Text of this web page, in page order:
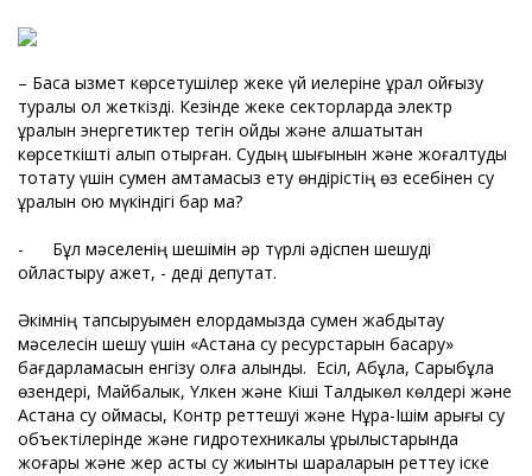
– Басқа қызмет көрсетушілер жеке үй иелеріне құрал қойғызу
туралы қол жеткізді. Кезінде жеке секторларда электр
құралын энергетиктер тегін қойды және алшақтықтан
көрсеткішті алып отырған. Судың шығынын және жоғалтуды
тоқтату үшін сумен қамтамасыз ету өндірістің өз есебінен су
құралын қою мүкіндігі бар ма?
- Бұл мәселенің шешімін әр түрлі әдіспен шешуді
ойластыру қажет, - деді депутат.
Әкімнің тапсыруымен елордамызда сумен жабдықтау
мәселесін шешу үшін «Астана су ресурстарын басқару»
бағдарламасын енгізу қолға алынды. Есіл, Ақбұлақ, Сарыбұлақ
өзендері, Майбалык, Үлкен және Кіші Талдыкөл көлдері және
Астана су қоймасы, Контр реттешуі және Нұра-Ішім арығы су
объектілерінде және гидротехникалық құрылыстарында
жоғары және жер асты су жиынтық шараларын реттеу іске